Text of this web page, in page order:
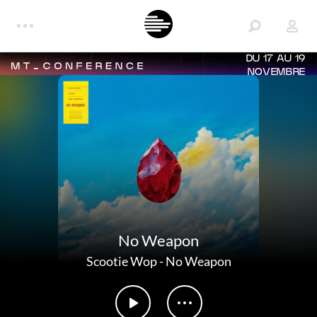
DU 17 AU 19
NOVEMBRE
No Weapon
Scootie Wop-No Weapon